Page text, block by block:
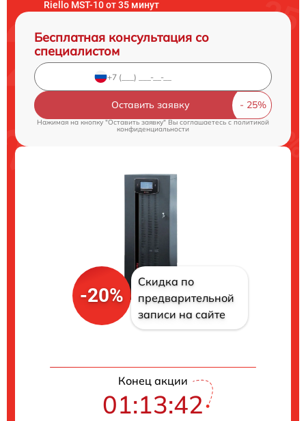
Riello MST-10 от 35 минут
Бесплатная консультация со
специалистом
Оставить заявку
Нажимая на кнопку "Оставить заявку" Вы соглашаетесь c политикой
конфиденциальности
-20%
Скидка по
предварительной
записи на сайте
Конец акции
01:13:41